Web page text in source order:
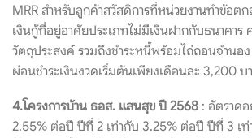
MRR สำหรับลูกค้าสวัสดิการที่หน่วยงานทำข้อตก
เงินกู้ที่อยู่อาศัยประเภทไม่มีเงินฝากกับธนาคาร
วัตถุประสงค์ รวมถึงชำระหนี้พร้อมไถ่ถอนจำนอ
ผ่อนชำระเงินงวดเริ่มต้นเพียงเดือนละ 3,200 บ
4.โครงการบ้าน ธอส. แสนสุข ปี 2568 : อัตราด
2.55% ต่อปี ปีที่ 2 เท่ากับ 3.25% ต่อปี ปีที่ 3 เ